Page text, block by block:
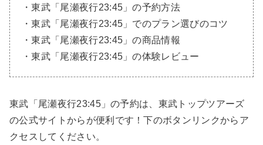
・東武「尾瀬夜行23:45」の予約方法
・東武「尾瀬夜行23:45」でのプラン選びのコツ
・東武「尾瀬夜行23:45」の商品情報
・東武「尾瀬夜行23:45」の体験レビュー
東武「尾瀬夜行23:45」の予約は、東武トップツアーズ
の公式サイトからが便利です！下のボタンリンクからア
クセスしてください。